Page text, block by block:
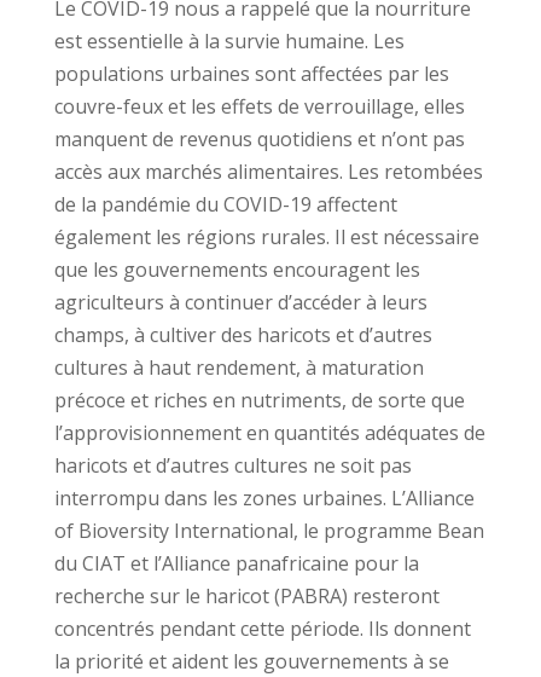
Le COVID-19 nous a rappelé que la nourriture
est essentielle à la survie humaine. Les
populations urbaines sont affectées par les
couvre-feux et les effets de verrouillage, elles
manquent de revenus quotidiens et n’ont pas
accès aux marchés alimentaires. Les retombées
de la pandémie du COVID-19 affectent
également les régions rurales. Il est nécessaire
que les gouvernements encouragent les
agriculteurs à continuer d’accéder à leurs
champs, à cultiver des haricots et d’autres
cultures à haut rendement, à maturation
précoce et riches en nutriments, de sorte que
l’approvisionnement en quantités adéquates de
haricots et d’autres cultures ne soit pas
interrompu dans les zones urbaines. L’Alliance
of Bioversity International, le programme Bean
du CIAT et l’Alliance panafricaine pour la
recherche sur le haricot (PABRA) resteront
concentrés pendant cette période. Ils donnent
la priorité et aident les gouvernements à se